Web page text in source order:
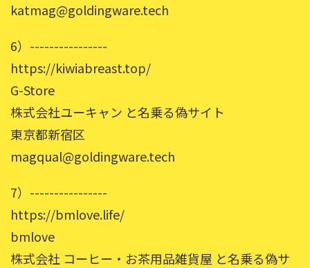
katmag@goldingware.tech
6）----------------
https://kiwiabreast.top/
G-Store
株式会社ユーキャン と名乗る偽サイト
東京都新宿区
magqual@goldingware.tech
7）----------------
https://bmlove.life/
bmlove
株式会社 コーヒー・お茶用品雑貨屋 と名乗る偽サ